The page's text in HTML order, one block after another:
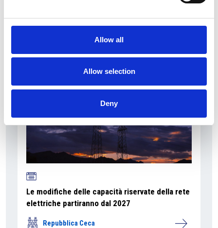
Allow all
Allow selection
Deny
Overview Economica
Repubblica Ceca
Le modifiche delle capacità riservate della rete
elettriche partiranno dal 2027
Repubblica Ceca